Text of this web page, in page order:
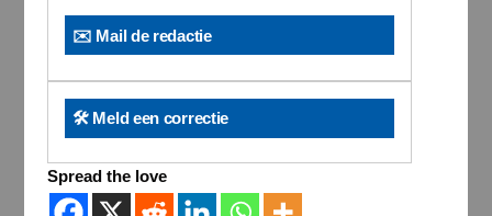
✉️ Mail de redactie
🛠️ Meld een correctie
Spread the love